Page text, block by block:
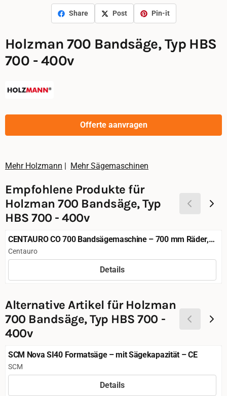
Share Post Pin-it
Holzman 700 Bandsäge, Typ HBS
700 - 400v
Offerte aanvragen
Mehr Holzmann Mehr Sägemaschinen
Empfohlene Produkte für
Holzman 700 Bandsäge, Typ
HBS 700 - 400v
CENTAURO CO 700 Bandsägemaschine – 700 mm Räder,
CE
Marke:
Centauro
Details
Alternative Artikel für Holzman
700 Bandsäge, Typ HBS 700 -
400v
SCM Nova SI40 Formatsäge – mit Sägekapazität – CE
Marke:
SCM
Details